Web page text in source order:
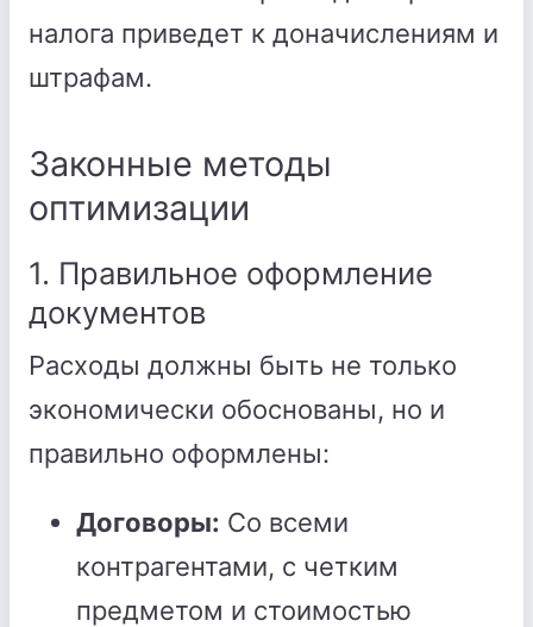
налога приведет к доначислениям и
штрафам.
Законные методы
оптимизации
1. Правильное оформление
документов
Расходы должны быть не только
экономически обоснованы, но и
правильно оформлены:
Договоры: Со всеми
контрагентами, с четким
предметом и стоимостью